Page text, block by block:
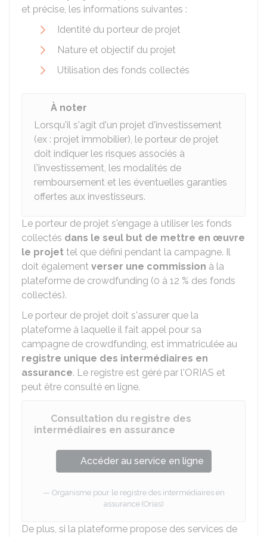
et précise, les informations suivantes :
Identité du porteur de projet
Nature et objectif du projet
Utilisation des fonds collectés
À noter
Lorsqu'il s'agit d'un projet d'investissement
(ex : projet immobilier), le porteur de projet
doit indiquer les risques associés à
l'investissement, les modalités de
remboursement et les éventuelles garanties
offertes aux investisseurs.
Le porteur de projet s'engage à utiliser les fonds
collectés dans le seul but de mettre en œuvre
le projet tel que défini pendant la campagne. Il
doit également verser une commission à la
plateforme de crowdfunding (0 à 12 % des fonds
collectés).
Le porteur de projet doit s'assurer que la
plateforme à laquelle il fait appel pour sa
campagne de crowdfunding, est immatriculée au
registre unique des intermédiaires en
assurance. Le registre est géré par l'ORIAS et
peut être consulté en ligne.
Consultation du registre des
intermédiaires en assurance
Accéder au service en ligne
Organisme pour le registre des intermédiaires en
assurance (Orias)
De plus, si la plateforme propose des services de